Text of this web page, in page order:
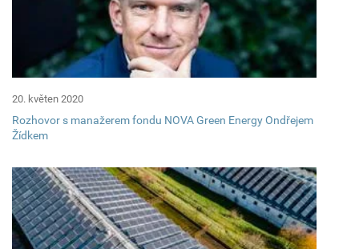
20. květen 2020
Rozhovor s manažerem fondu NOVA Green Energy Ondřejem
Žídkem